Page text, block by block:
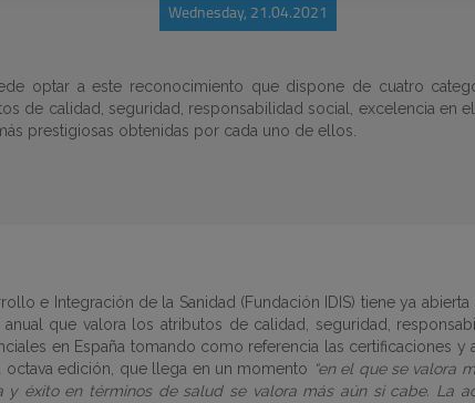
Wednesday, 21.04.2021
optar a este reconocimiento que dispone de cuatro
de calidad, seguridad, responsabilidad social, excelencia en
prestigiosas obtenidas por cada uno de ellos.
e Integración de la Sanidad (Fundación IDIS) tiene ya
que valora los atributos de calidad, seguridad,
en España tomando como referencia las certificaciones
edición, que llega en un momento “en el que se valora
éxito en términos de salud se valora más aún si cabe. La